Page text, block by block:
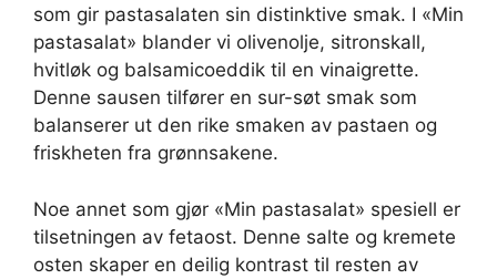
som gir pastasalaten sin distinktive smak. I «Min
pastasalat» blander vi olivenolje, sitronskall,
hvitløk og balsamicoeddik til en vinaigrette.
Denne sausen tilfører en sur-søt smak som
balanserer ut den rike smaken av pastaen og
friskheten fra grønnsakene.
Noe annet som gjør «Min pastasalat» spesiell er
tilsetningen av fetaost. Denne salte og kremete
osten skaper en deilig kontrast til resten av